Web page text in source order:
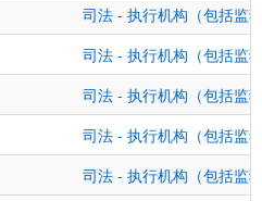
司法 - 执行机构（包括监
司法 - 执行机构（包括监
司法 - 执行机构（包括监
司法 - 执行机构（包括监
司法 - 执行机构（包括监